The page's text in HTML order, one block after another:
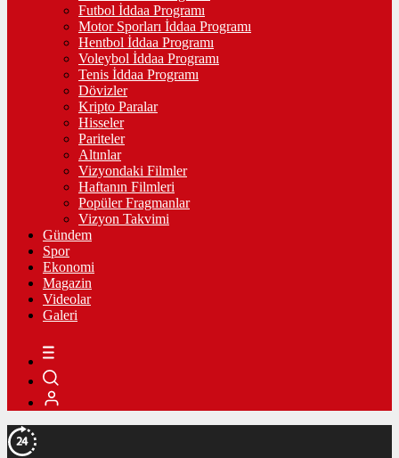
Futbol İddaa Programı
Motor Sporları İddaa Programı
Hentbol İddaa Programı
Voleybol İddaa Programı
Tenis İddaa Programı
Dövizler
Kripto Paralar
Hisseler
Pariteler
Altınlar
Vizyondaki Filmler
Haftanın Filmleri
Popüler Fragmanlar
Vizyon Takvimi
Gündem
Spor
Ekonomi
Magazin
Videolar
Galeri